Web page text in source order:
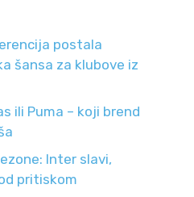
postala
šansa za klubove iz
ili Puma – koji brend
Inter slavi,
pritiskom